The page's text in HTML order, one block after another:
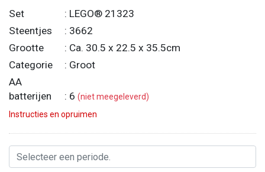
Set
: LEGO® 21323
Steentjes
: 3662
Grootte
: Ca. 30.5 x 22.5 x 35.5cm
Categorie
: Groot
AA
batterijen
: 6 (niet meegeleverd)
Instructies en opruimen